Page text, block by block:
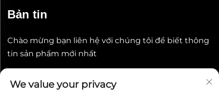
Bản tin
Chào mừng bạn liên hệ với chúng tôi để biết thông
tin sản phẩm mới nhất
We value your privacy